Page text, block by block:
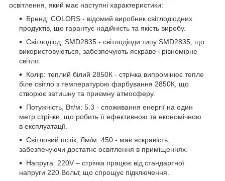
освітлення, який має наступні характеристики:
Бренд: COLORS - відомий виробник світлодіодних
продуктів, що гарантує надійність та якість виробу.
Світлодіод: SMD2835 - світлодіоди типу SMD2835, що
використовуються, забезпечують яскраве і рівномірне
світло.
Колір: теплий білий 2850К - стрічка випромінює тепле
біле світло з температурою фарбування 2850К, що
створює затишну та приємну атмосферу.
Потужність, Вт/м: 5.3 - споживання енергії на один
метр стрічки, що робить її ефективною та економічною
в експлуатації.
Світловий потік, Лм/м: 450 - має яскравість,
забезпечуючи достатнє освітлення в приміщеннях.
Напруга: 220V – стрічка працює від стандартної
напруги 220 Вольт, що спрощує підключення.